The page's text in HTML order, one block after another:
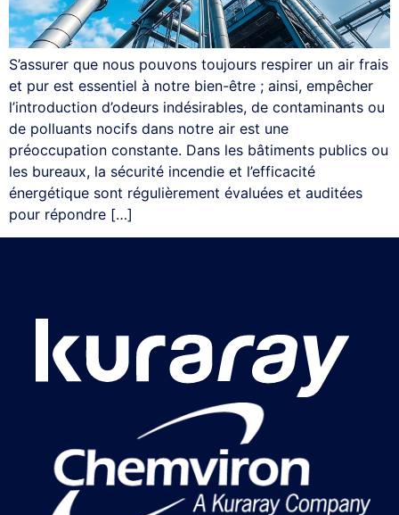
S’assurer que nous pouvons toujours respirer un air frais
et pur est essentiel à notre bien-être ; ainsi, empêcher
l’introduction d’odeurs indésirables, de contaminants ou
de polluants nocifs dans notre air est une
préoccupation constante. Dans les bâtiments publics ou
les bureaux, la sécurité incendie et l’efficacité
énergétique sont régulièrement évaluées et auditées
pour répondre […]